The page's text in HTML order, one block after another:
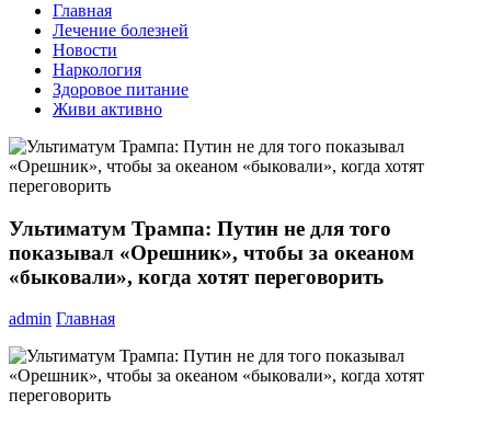
Главная
Лечение болезней
Новости
Наркология
Здоровое питание
Живи активно
Ультиматум Трампа: Путин не для того
показывал «Орешник», чтобы за океаном
«быковали», когда хотят переговорить
admin Главная